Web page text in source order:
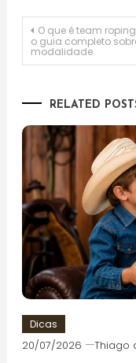
de
Post
O que é team
o guia completo
modalidade
RELATED
Dicas
20/07/2026 Thiago